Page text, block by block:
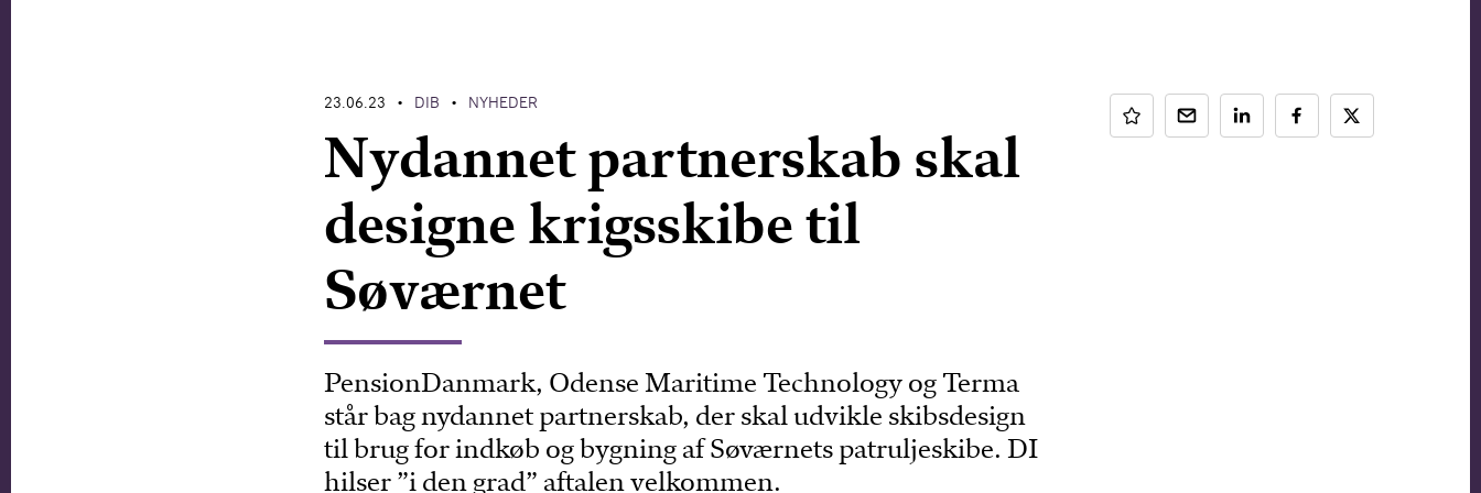
23.06.23 • DIB • NYHEDER
Nydannet partnerskab skal
designe krigsskibe til
Søværnet
PensionDanmark, Odense Maritime Technology og Terma
står bag nydannet partnerskab, der skal udvikle skibsdesign
til brug for indkøb og bygning af Søværnets patruljeskibe. DI
hilser ”i den grad” aftalen velkommen.